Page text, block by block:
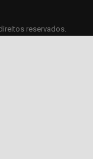
reservados.